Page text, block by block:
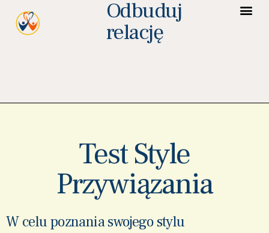
Odbuduj
relację
Test Style
Przywiązania
W celu poznania swojego stylu